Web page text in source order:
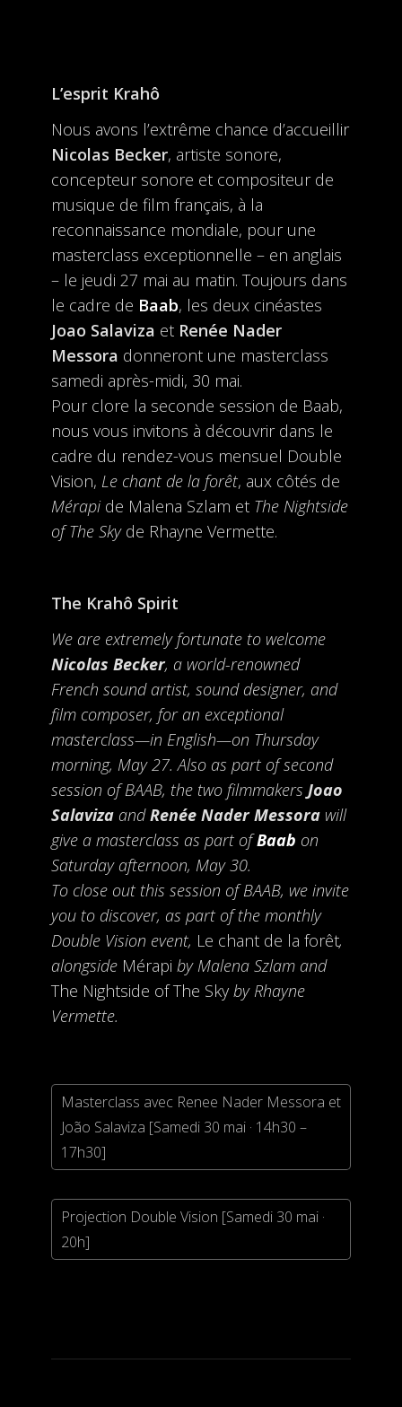
L’esprit Krahô
Nous avons l’extrême chance d’accueillir
Nicolas Becker, artiste sonore,
concepteur sonore et compositeur de
musique de film français, à la
reconnaissance mondiale, pour une
masterclass exceptionnelle – en anglais
– le jeudi 27 mai au matin. Toujours dans
le cadre de Baab, les deux cinéastes
Joao Salaviza etRenée Nader
Messora donneront une masterclass
samedi après-midi, 30 mai.
Pour clore la seconde session de Baab,
nous vous invitons à découvrir dans le
cadre du rendez-vous mensuel Double
Vision, Le chant de la forêt, aux côtés de
Mérapide Malena Szlam et The Nightside
of The Skyde Rhayne Vermette.
The Krahô Spirit
We are extremely fortunate to welcome
Nicolas Becker, a world-renowned
French sound artist, sound designer, and
film composer, for an exceptional
masterclass—in English—on Thursday
morning, May 27. Also as part of second
session of BAAB, the two filmmakers Joao
SalavizaandRenée Nader Messorawill
give a masterclass as part ofBaab on
Saturday afternoon, May 30.
To close out this session of BAAB, we invite
you to discover, as part of the monthly
Double Vision event, Le chant de la forêt,
alongside Mérapi by Malena Szlam and
The Nightside of The Skyby Rhayne
Vermette.
Masterclass avec Renee Nader Messora et
João Salaviza [Samedi 30 mai · 14h30 –
17h30]
Projection Double Vision [Samedi 30 mai ·
20h]